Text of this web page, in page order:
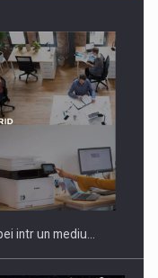
noilor
intr un mediu…